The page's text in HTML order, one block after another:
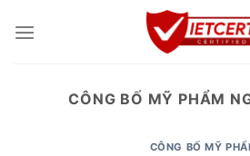
CÔNG BỐ MỸ PHẨM
CÔNG BỐ MỸ